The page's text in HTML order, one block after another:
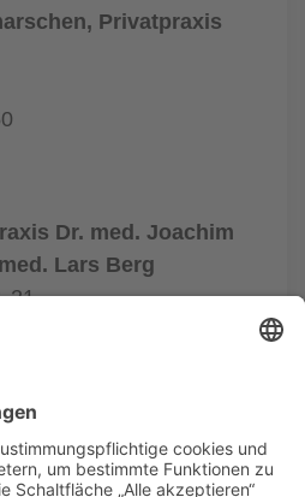
Privatpraxis
Dr. med. Joachim
Lars Berg
21